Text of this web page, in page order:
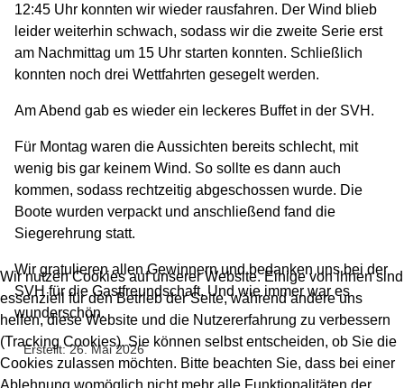
12:45 Uhr konnten wir wieder rausfahren. Der Wind blieb
leider weiterhin schwach, sodass wir die zweite Serie erst
am Nachmittag um 15 Uhr starten konnten. Schließlich
konnten noch drei Wettfahrten gesegelt werden.
Am Abend gab es wieder ein leckeres Buffet in der SVH.
Für Montag waren die Aussichten bereits schlecht, mit
wenig bis gar keinem Wind. So sollte es dann auch
kommen, sodass rechtzeitig abgeschossen wurde. Die
Boote wurden verpackt und anschließend fand die
Siegerehrung statt.
Wir gratulieren allen Gewinnern und bedanken uns bei der
SVH für die Gastfreundschaft. Und wie immer war es
wunderschön.
Erstellt: 26. Mai 2026
Wir nutzen Cookies auf unserer Website. Einige von ihnen sind
essenziell für den Betrieb der Seite, während andere uns
helfen, diese Website und die Nutzererfahrung zu verbessern
(Tracking Cookies). Sie können selbst entscheiden, ob Sie die
Cookies zulassen möchten. Bitte beachten Sie, dass bei einer
Ablehnung womöglich nicht mehr alle Funktionalitäten der